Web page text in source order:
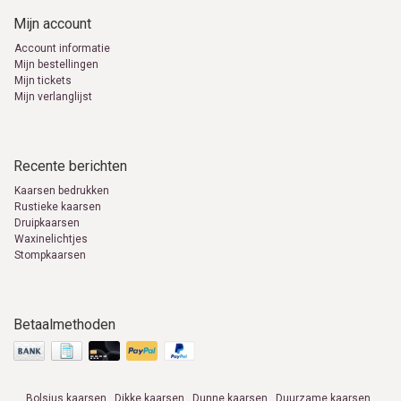
Mijn account
Account informatie
Mijn bestellingen
Mijn tickets
Mijn verlanglijst
Recente berichten
Kaarsen bedrukken
Rustieke kaarsen
Druipkaarsen
Waxinelichtjes
Stompkaarsen
Betaalmethoden